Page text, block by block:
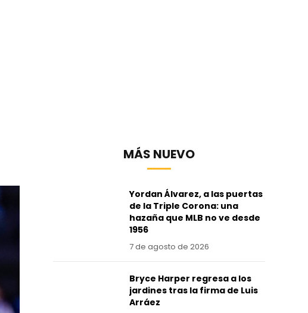
MÁS NUEVO
Yordan Álvarez, a las puertas
de la Triple Corona: una
hazaña que MLB no ve desde
1956
7 de agosto de 2026
Bryce Harper regresa a los
jardines tras la firma de Luis
Arráez